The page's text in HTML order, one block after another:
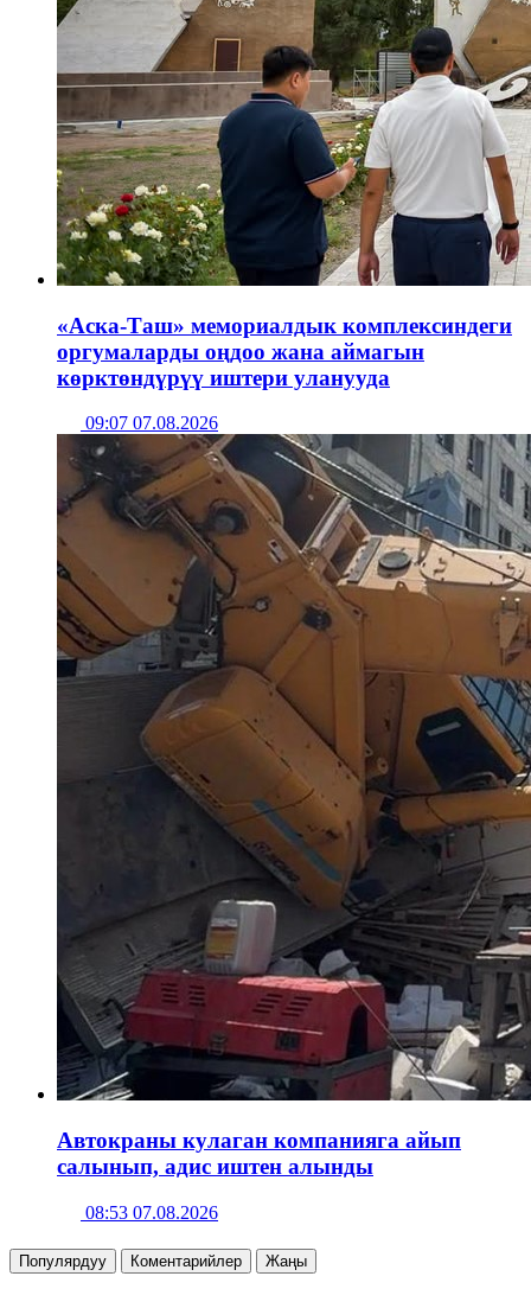
«Аска-Таш» мемориалдык комплексиндеги
оргумаларды оңдоо жана аймагын
көрктөндүрүү иштери уланууда
09:07 07.08.2026
Автокраны кулаган компанияга айып
салынып, адис иштен алынды
08:53 07.08.2026
Популярдуу Коментарийлер Жаңы